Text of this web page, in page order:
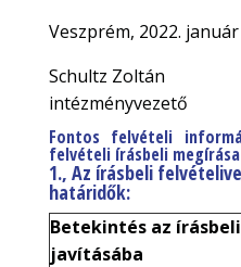
Veszprém, 2022. január
Schultz Zoltán
intézményvezető
Fontos felvételi
felvételi írásbeli
1., Az írásbeli
határidők:
Betekintés az
javításába